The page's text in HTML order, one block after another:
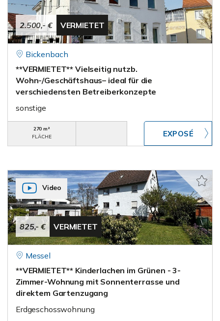
2.500,- € VERMIETET
Bickenbach
**VERMIETET** Vielseitig nutzb.
Wohn-/Geschäftshaus– ideal für die
verschiedensten Betreiberkonzepte
sonstige
270 m²
FLÄCHE
825,- € VERMIETET
Video
Messel
**VERMIETET** Kinderlachen im Grünen - 3-
Zimmer-Wohnung mit Sonnenterrasse und
direktem Gartenzugang
Erdgeschosswohnung